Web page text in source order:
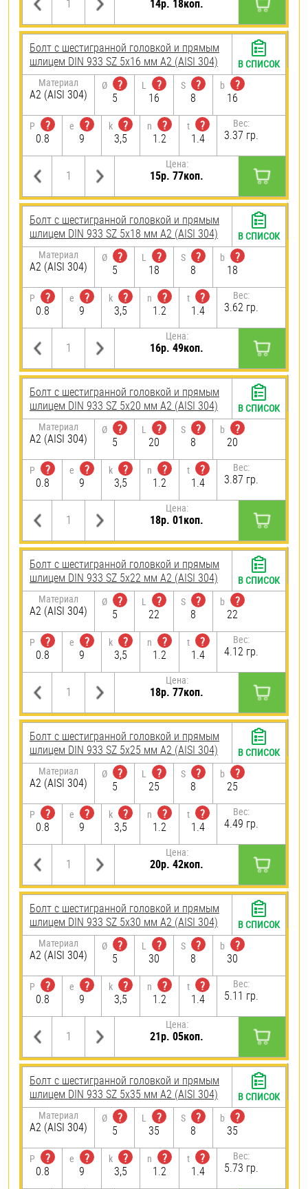
14р. 18коп.
Болт с шестигранной головкой и прямым
шлицем DIN 933 SZ 5х16 мм А2 (AISI 304)
Материал
А2 (AISI 304)
Ø
?
5
L
?
16
S
?
8
b
?
16
P
?
0.8
e
?
9
k
?
3,5
n
?
1.2
t
?
1.4
Вес:
3.37 гр.
Цена:
15р. 77коп.
В СПИСОК
Болт с шестигранной головкой и прямым
шлицем DIN 933 SZ 5х18 мм А2 (AISI 304)
Материал
А2 (AISI 304)
Ø
?
5
L
?
18
S
?
8
b
?
18
P
?
0.8
e
?
9
k
?
3,5
n
?
1.2
t
?
1.4
Вес:
3.62 гр.
Цена:
16р. 49коп.
В СПИСОК
Болт с шестигранной головкой и прямым
шлицем DIN 933 SZ 5х20 мм А2 (AISI 304)
Материал
А2 (AISI 304)
Ø
?
5
L
?
20
S
?
8
b
?
20
P
?
0.8
e
?
9
k
?
3,5
n
?
1.2
t
?
1.4
Вес:
3.87 гр.
Цена:
18р. 01коп.
В СПИСОК
Болт с шестигранной головкой и прямым
шлицем DIN 933 SZ 5х22 мм А2 (AISI 304)
Материал
А2 (AISI 304)
Ø
?
5
L
?
22
S
?
8
b
?
22
P
?
0.8
e
?
9
k
?
3,5
n
?
1.2
t
?
1.4
Вес:
4.12 гр.
Цена:
18р. 77коп.
В СПИСОК
Болт с шестигранной головкой и прямым
шлицем DIN 933 SZ 5х25 мм А2 (AISI 304)
Материал
А2 (AISI 304)
Ø
?
5
L
?
25
S
?
8
b
?
25
P
?
0.8
e
?
9
k
?
3,5
n
?
1.2
t
?
1.4
Вес:
4.49 гр.
Цена:
20р. 42коп.
В СПИСОК
Болт с шестигранной головкой и прямым
шлицем DIN 933 SZ 5х30 мм А2 (AISI 304)
Материал
А2 (AISI 304)
Ø
?
5
L
?
30
S
?
8
b
?
30
P
?
0.8
e
?
9
k
?
3,5
n
?
1.2
t
?
1.4
Вес:
5.11 гр.
Цена:
21р. 05коп.
В СПИСОК
Болт с шестигранной головкой и прямым
шлицем DIN 933 SZ 5х35 мм А2 (AISI 304)
Материал
А2 (AISI 304)
Ø
?
5
L
?
35
S
?
8
b
?
35
P
?
0.8
e
?
9
k
?
3,5
n
?
1.2
t
?
1.4
Вес:
5.73 гр.
В СПИСОК